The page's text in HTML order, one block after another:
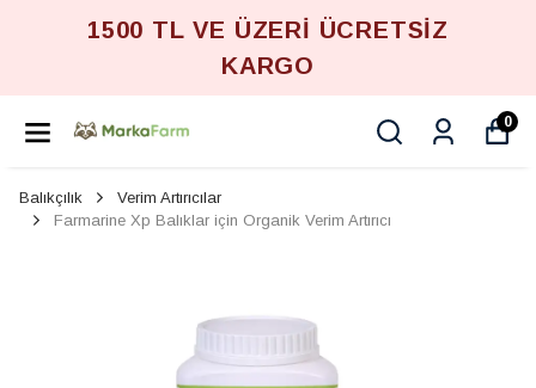
1500 TL VE ÜZERİ ÜCRETSİZ
KARGO
0
Balıkçılık
Verim Artırıcılar
Farmarine Xp Balıklar için Organik Verim Artırıcı